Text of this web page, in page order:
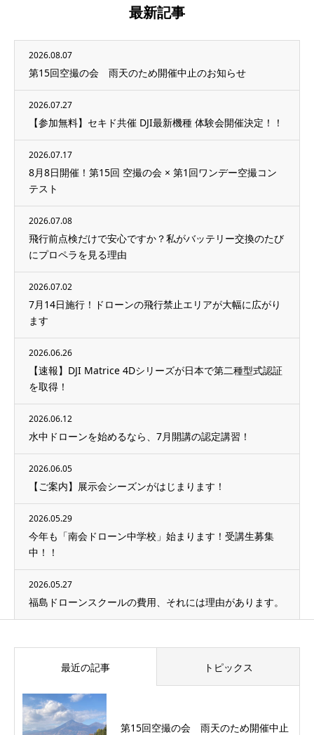
最新記事
2026.08.07
第15回空撮の会 雨天のため開催中止のお知らせ
2026.07.27
【参加無料】セキド共催 DJI最新機種 体験会開催決定！！
2026.07.17
8月8日開催！第15回 空撮の会 × 第1回ワンデー空撮コン
テスト
2026.07.08
飛行前点検だけで安心ですか？私がバッテリー交換のたび
にプロペラを見る理由
2026.07.02
7月14日施行！ドローンの飛行禁止エリアが大幅に広がり
ます
2026.06.26
【速報】DJI Matrice 4Dシリーズが日本で第二種型式認証
を取得！
2026.06.12
水中ドローンを始めるなら、7月開講の認定講習！
2026.06.05
【ご案内】展示会シーズンがはじまります！
2026.05.29
今年も「南会ドローン中学校」始まります！受講生募集
中！！
2026.05.27
福島ドローンスクールの費用、それには理由があります。
最近の記事 トピックス
第15回空撮の会 雨天のため開催中止